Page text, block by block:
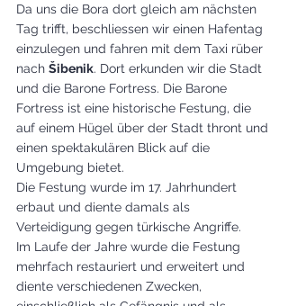
Da uns die Bora dort gleich am nächsten
Tag trifft, beschliessen wir einen Hafentag
einzulegen und fahren mit dem Taxi rüber
nach Šibenik. Dort erkunden wir die Stadt
und die Barone Fortress. Die Barone
Fortress ist eine historische Festung, die
auf einem Hügel über der Stadt thront und
einen spektakulären Blick auf die
Umgebung bietet.
Die Festung wurde im 17. Jahrhundert
erbaut und diente damals als
Verteidigung gegen türkische Angriffe.
Im Laufe der Jahre wurde die Festung
mehrfach restauriert und erweitert und
diente verschiedenen Zwecken,